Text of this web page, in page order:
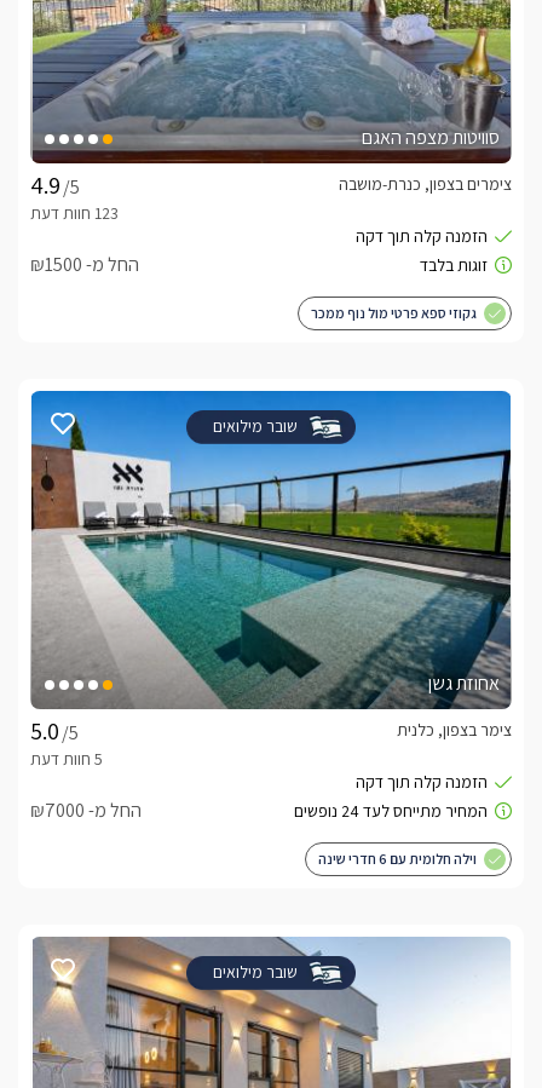
סוויטות מצפה האגם
/5
צימרים בצפון, כנרת-מושבה
החל מ- ₪1500
גקוזי ספא פרטי מול נוף ממכר
שובר מילואים
אחוזת גשן
/5
צימר בצפון, כלנית
החל מ- ₪7000
וילה חלומית עם 6 חדרי שינה
שובר מילואים